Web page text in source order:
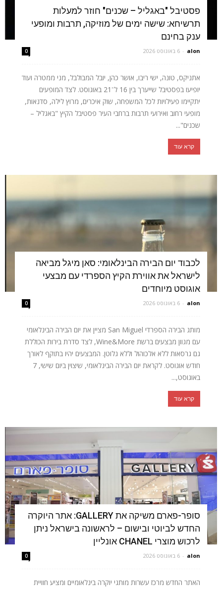
פסטיבל "באגליל – שכנים" חוזר למעלות
תרשיחא: שישה ימים של מוזיקה, תרבות ומופעי
ענק בחינם
alon
- 6 באוגוסט 2026 0
אתניקס, טונה, ישי ריבו, אושר כהן, יובל המבולבל, מני ממטרה ועוד
יופיעו בפסטיבל שייערך בין 16 ל־21 באוגוסט. לצד המופעים
יתקיימו פעילויות לכל המשפחה, שוק איכרים, מרוץ לילה, סדנאות,
מופעי רחוב ואירועי תרבות ברחבי העיר פסטיבל הקיץ "באגליל –
שכנים"...
קרא עוד
לכבוד יום הבירה הבינלאומי: סאן מיגל מביאה
לישראל את אווירת הקיץ הספרדי עם מבצעי
אוגוסט מיוחדים
alon
- 6 באוגוסט 2026 0
מותג הבירה הספרדי San Miguel מציין את יום הבירה הבינלאומי
עם מגוון מבצעים ברשת Wine&More, לצד סדרת בירות הכוללת
גם גרסאות ללא אלכוהול וללא גלוטן. המבצעים יהיו בתוקף לאורך
חודש אוגוסט. לקראת יום הבירה הבינלאומי, שיצוין ביום שישי, 7
באוגוסט,...
קרא עוד
סופר-פארם משיקה את GALLERY: אתר היוקרה
החדש לביוטי ובישום – לראשונה בישראל ניתן
לרכוש מוצרי CHANEL אונליין
alon
- 6 באוגוסט 2026 0
האתר החדש מרכז עשרות מותגי יוקרה בינלאומיים ומציע חוויית